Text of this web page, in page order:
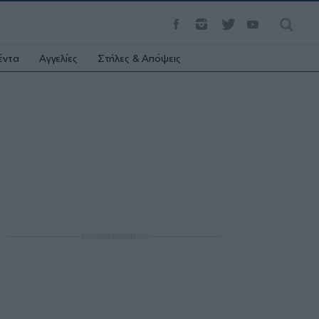
Αγγελίες Στήλες & Απόψεις